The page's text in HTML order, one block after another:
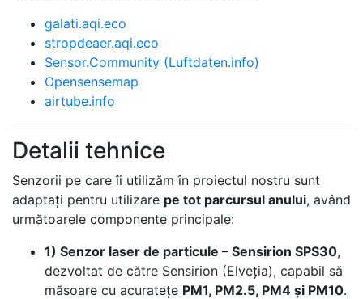
galati.aqi.eco
stropdeaer.aqi.eco
Sensor.Community (Luftdaten.info)
Opensensemap
airtube.info
Detalii tehnice
Senzorii pe care îi utilizăm în proiectul nostru sunt
adaptați pentru utilizare pe tot parcursul anului, având
următoarele componente principale:
1) Senzor laser de particule – Sensirion SPS30,
dezvoltat de către Sensirion (Elveția), capabil să
măsoare cu acuratețe PM1, PM2.5, PM4 și PM10.